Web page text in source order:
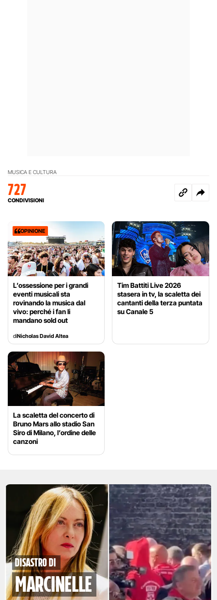
MUSICA E CULTURA
727
CONDIVISIONI
OPINIONE
L’ossessione per i grandi
eventi musicali sta
rovinando la musica dal
vivo: perché i fan li
mandano sold out
diNicholas David Altea
Tim Battiti Live 2026
stasera in tv, la scaletta dei
cantanti della terza puntata
su Canale 5
La scaletta del concerto di
Bruno Mars allo stadio San
Siro di Milano, l’ordine delle
canzoni
disastro di
marcinelle